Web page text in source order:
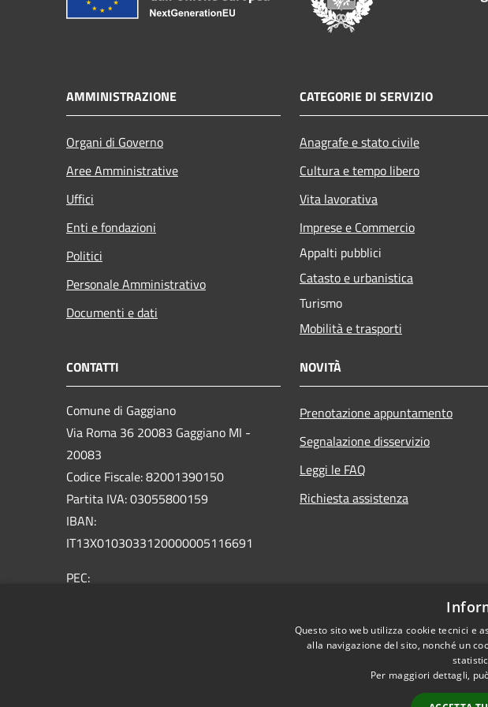
AMMINISTRAZIONE
Organi di Governo
Aree Amministrative
Uffici
Enti e fondazioni
Politici
Personale Amministrativo
Documenti e dati
CATEGORIE DI SERVIZIO
Anagrafe e stato civile
Cultura e tempo libero
Vita lavorativa
Imprese e Commercio
Appalti pubblici
Catasto e urbanistica
Turismo
Mobilità e trasporti
CONTATTI
Comune di Gaggiano
Via Roma 36 20083 Gaggiano MI -
20083
Codice Fiscale: 82001390150
Partita IVA: 03055800159
IBAN:
IT13X0103033120000005116691
PEC:
NOVITÀ
Prenotazione appuntamento
Segnalazione disservizio
Leggi le FAQ
Richiesta assistenza
Questo sito web utilizza cookie tecnici e
alla navigazione del sito, nonché un
Per maggiori dettagli,